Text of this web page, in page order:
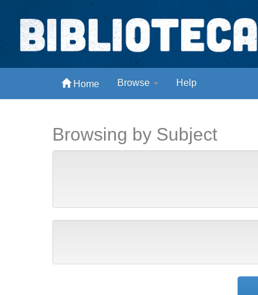
Skip
navigation
Home Browse Help
Biblioteca Digital Abong
Espaços para ajustar tela
Browsing by Subject